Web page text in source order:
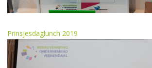
Prinsjesdaglunch 2019